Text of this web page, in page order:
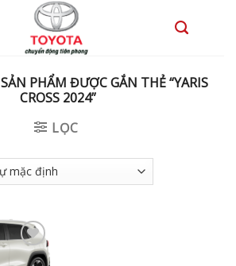
SẢN PHẨM ĐƯỢC GẮN THẺ “YARIS
CROSS 2024”
LỌC